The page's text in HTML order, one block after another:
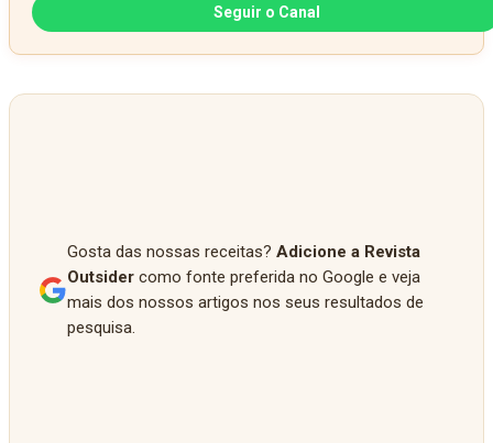
Seguir o Canal
Gosta das nossas receitas? Adicione a Revista
Outsider como fonte preferida no Google e veja
mais dos nossos artigos nos seus resultados de
pesquisa.